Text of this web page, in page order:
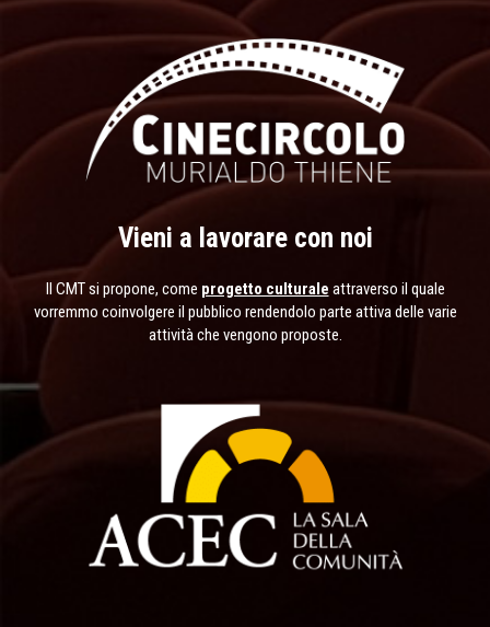
Vieni a lavorare con noi
Il CMT si propone, come progetto culturale attraverso il quale
vorremmo coinvolgere il pubblico rendendolo parte attiva delle varie
attività che vengono proposte.